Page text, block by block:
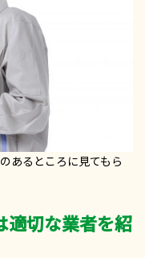
あるところに見てもら
適切な業者を紹